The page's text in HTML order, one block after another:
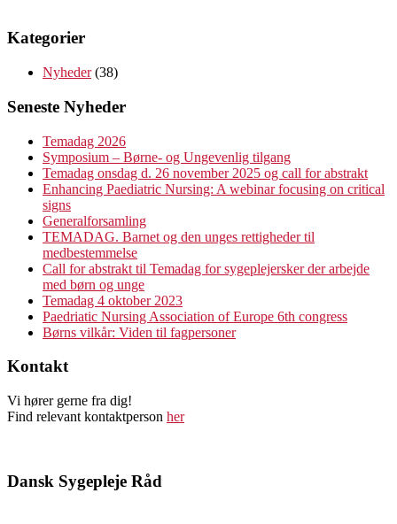
Kategorier
Nyheder(38)
Seneste Nyheder
Temadag 2026
Symposium – Børne- og Ungevenlig tilgang
Temadag onsdag d. 26 november 2025 og call for abstrakt
Enhancing Paediatric Nursing: A webinar focusing on critical
signs
Generalforsamling
TEMADAG. Barnet og den unges rettigheder til
medbestemmelse
Call for abstrakt til Temadag for sygeplejersker der arbejde
med børn og unge
Temadag 4 oktober 2023
Paedriatic Nursing Association of Europe 6th congress
Børns vilkår: Viden til fagpersoner
Kontakt
Vi hører gerne fra dig!
Find relevant kontaktperson her
Dansk Sygepleje Råd